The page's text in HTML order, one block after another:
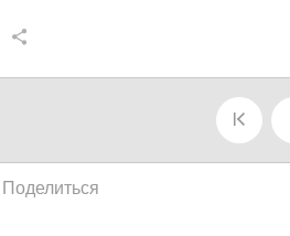
Поделиться